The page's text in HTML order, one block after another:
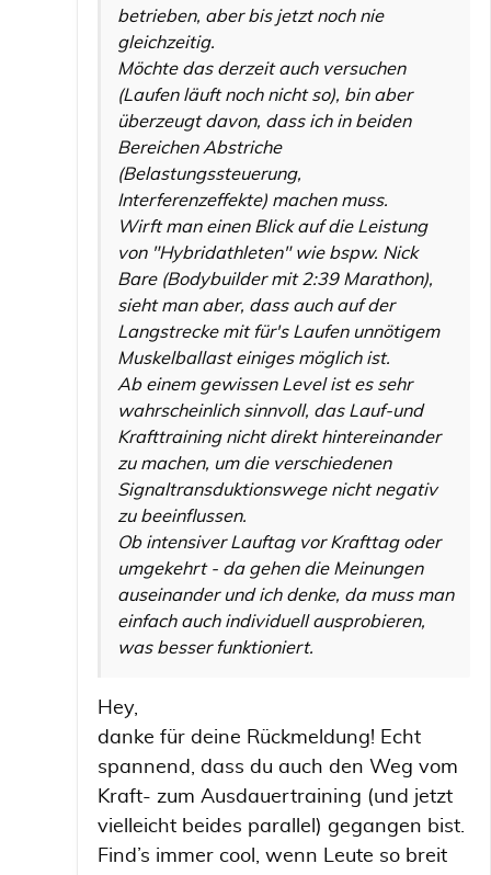
betrieben, aber bis jetzt noch nie
gleichzeitig.
Möchte das derzeit auch versuchen
(Laufen läuft noch nicht so), bin aber
überzeugt davon, dass ich in beiden
Bereichen Abstriche
(Belastungssteuerung,
Interferenzeffekte) machen muss.
Wirft man einen Blick auf die Leistung
von "Hybridathleten" wie bspw. Nick
Bare (Bodybuilder mit 2:39 Marathon),
sieht man aber, dass auch auf der
Langstrecke mit für's Laufen unnötigem
Muskelballast einiges möglich ist.
Ab einem gewissen Level ist es sehr
wahrscheinlich sinnvoll, das Lauf-und
Krafttraining nicht direkt hintereinander
zu machen, um die verschiedenen
Signaltransduktionswege nicht negativ
zu beeinflussen.
Ob intensiver Lauftag vor Krafttag oder
umgekehrt - da gehen die Meinungen
auseinander und ich denke, da muss man
einfach auch individuell ausprobieren,
was besser funktioniert.
Hey,
danke für deine Rückmeldung! Echt
spannend, dass du auch den Weg vom
Kraft- zum Ausdauertraining (und jetzt
vielleicht beides parallel) gegangen bist.
Find’s immer cool, wenn Leute so breit